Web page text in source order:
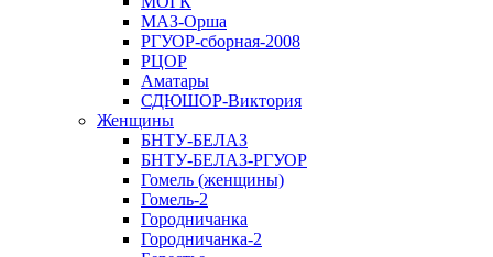
МАЗ-Орша
РГУОР-сборная-2008
РЦОР
Аматары
СДЮШОР-Виктория
Женщины
БНТУ-БЕЛАЗ
БНТУ-БЕЛАЗ-РГУОР
Гомель (женщины)
Гомель-2
Городничанка
Городничанка-2